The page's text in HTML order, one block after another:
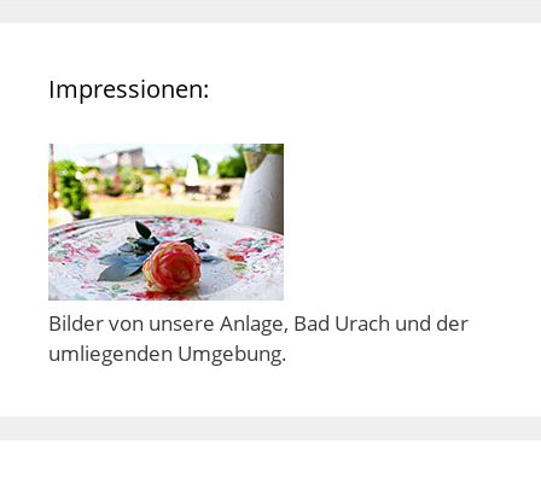
Impressionen:
Bilder von unsere Anlage, Bad Urach und der
umliegenden Umgebung.